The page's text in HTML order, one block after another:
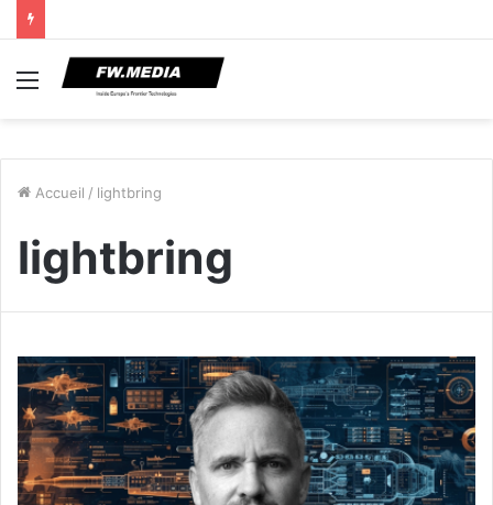
Menu
Accueil / lightbring
lightbring